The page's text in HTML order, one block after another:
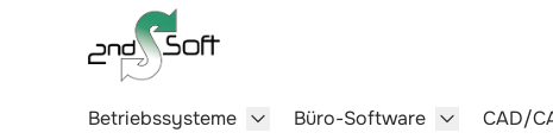
Betriebssysteme
Büro-Software
CAD/